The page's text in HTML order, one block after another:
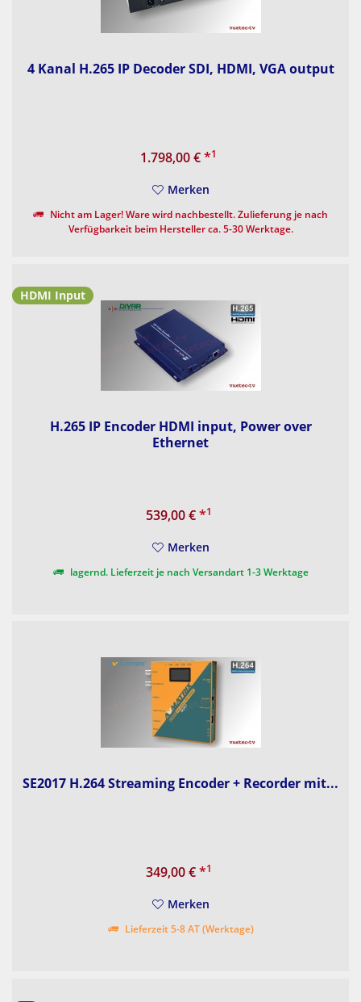
4 Kanal H.265 IP Decoder SDI, HDMI, VGA output
1.798,00 €*1
Merken
Nicht am Lager! Ware wird nachbestellt. Zulieferung je nach
Verfügbarkeit beim Hersteller ca. 5-30 Werktage.
HDMI Input
H.265 IP Encoder HDMI input, Power over
Ethernet
539,00 €*1
Merken
lagernd. Lieferzeit je nach Versandart 1-3 Werktage
SE2017 H.264 Streaming Encoder + Recorder mit...
349,00 €*1
Merken
Lieferzeit 5-8 AT (Werktage)